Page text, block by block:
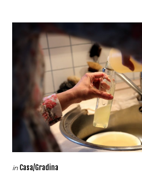
Categories
Posted
in Casa/Gradina